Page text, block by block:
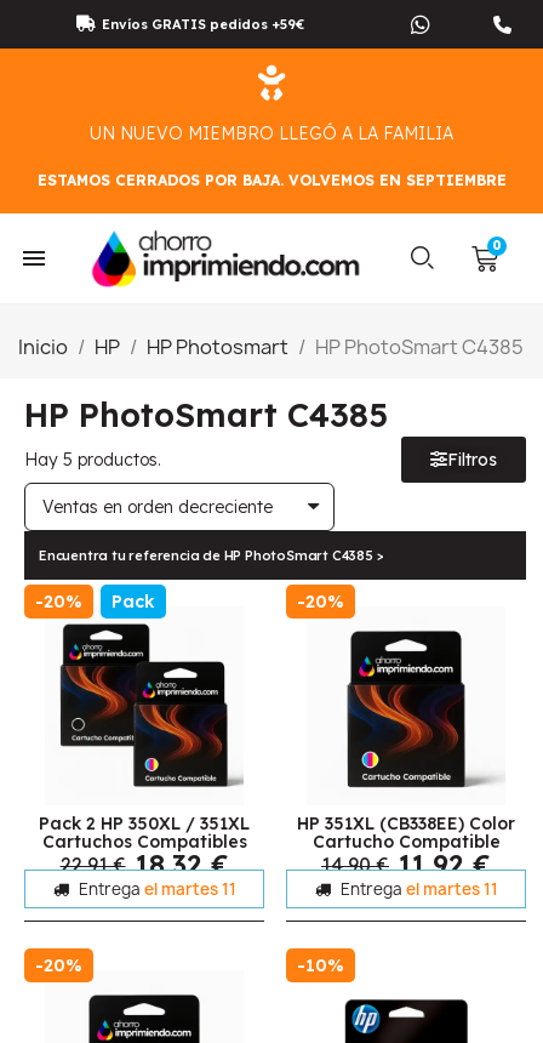
Envíos GRATIS pedidos +59€
UN NUEVO MIEMBRO LLEGÓ A LA FAMILIA
ESTAMOS CERRADOS POR BAJA. VOLVEMOS EN SEPTIEMBRE
Inicio HP HP Photosmart HP PhotoSmart C4385
HP PhotoSmart C4385
Hay 5 productos. Filtros
Encuentra tu referencia de HP PhotoSmart C4385 >
-20% Pack
Pack 2 HP 350XL / 351XL
Cartuchos Compatibles
22,91 € 18,32 €
Entrega el martes 11
-20%
HP 351XL (CB338EE) Color
Cartucho Compatible
14,90 € 11,92 €
Entrega el martes 11
-20% -10%